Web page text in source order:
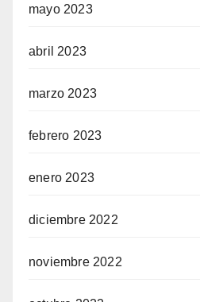
mayo 2023
abril 2023
marzo 2023
febrero 2023
enero 2023
diciembre 2022
noviembre 2022